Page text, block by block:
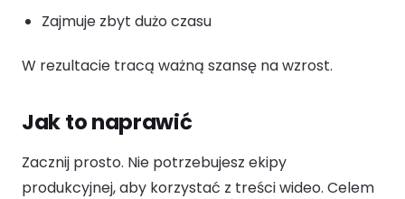
Zajmuje zbyt dużo czasu
W rezultacie tracą ważną szansę na wzrost.
Jak to naprawić
Zacznij prosto. Nie potrzebujesz ekipy
produkcyjnej, aby korzystać z treści wideo. Celem